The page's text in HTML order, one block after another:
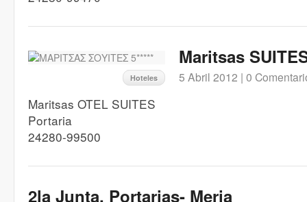
Hoteles
Maritsas
5 Abril 2012 | 0
Maritsas OTEL SUITES
Portaria
24280-99500
2la Junta. Portarias- Meria